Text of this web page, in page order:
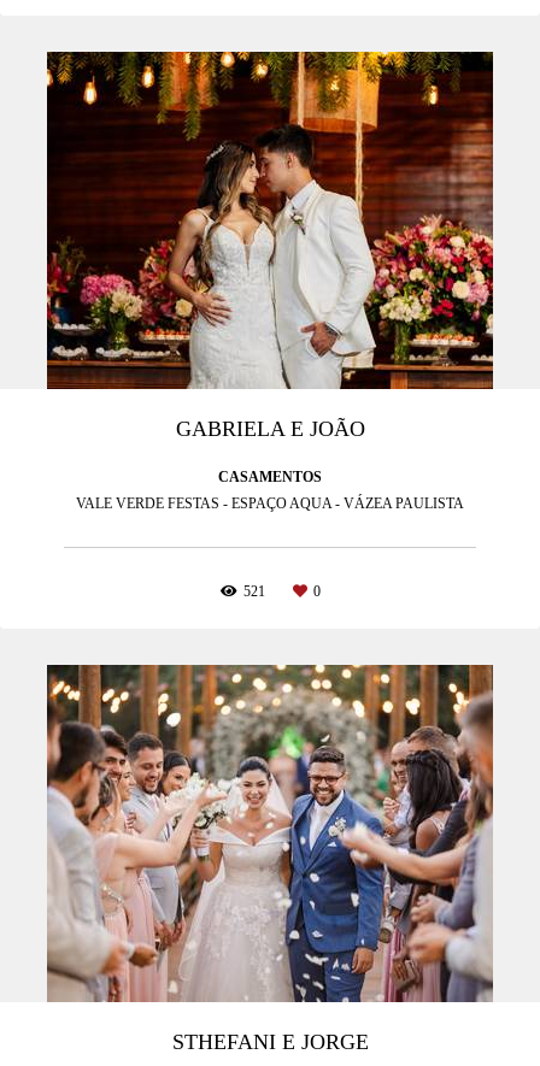
GABRIELA E JOÃO
CASAMENTOS
VALE VERDE FESTAS - ESPAÇO AQUA - VÁZEA PAULISTA
521 0
STHEFANI E JORGE